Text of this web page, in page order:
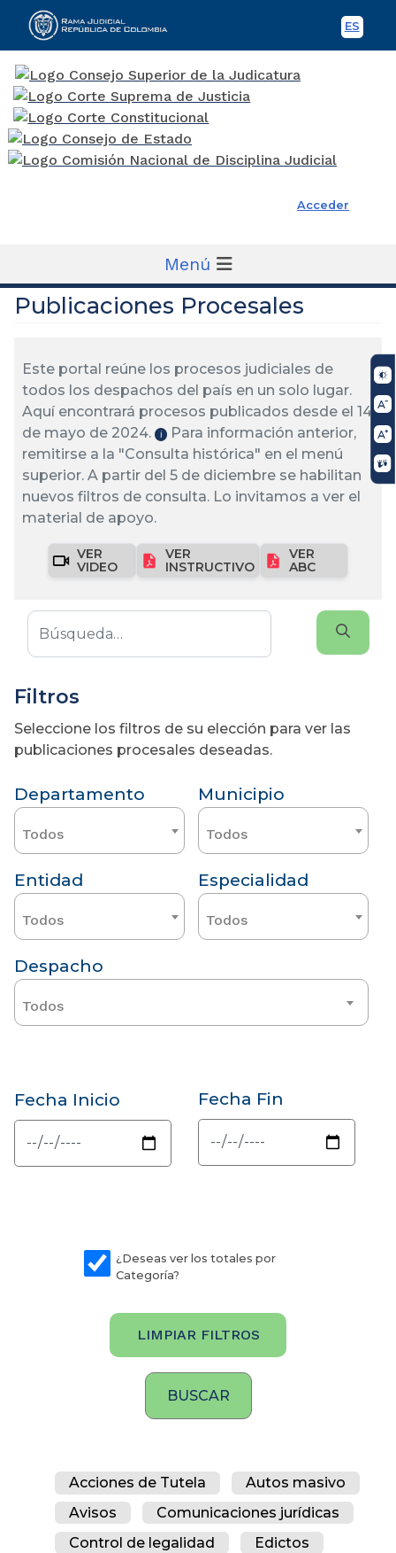
ES
Rama Judicial
Acceder
Menú
Publicaciones Procesales
Este portal reúne los procesos judiciales de
todos los despachos del país en un solo lugar.
Aquí encontrará procesos publicados desde el 14
de mayo de 2024.
ℹ️
Para información anterior,
remitirse a la "Consulta histórica" en el menú
superior. A partir del 5 de diciembre se habilitan
nuevos filtros de consulta. Lo invitamos a ver el
material de apoyo.
VER
VIDEO
VER
INSTRUCTIVO
VER
ABC
Filtros
Seleccione los filtros de su elección para ver las
publicaciones procesales deseadas.
Departamento
Todos
Municipio
Todos
Entidad
Todos
Especialidad
Todos
Despacho
Todos
Fecha Inicio Fecha Fin
¿Deseas ver los totales por
Categoría?
LIMPIAR FILTROS
Acciones de Tutela
Autos masivo
Avisos
Comunicaciones jurídicas
Control de legalidad
Edictos